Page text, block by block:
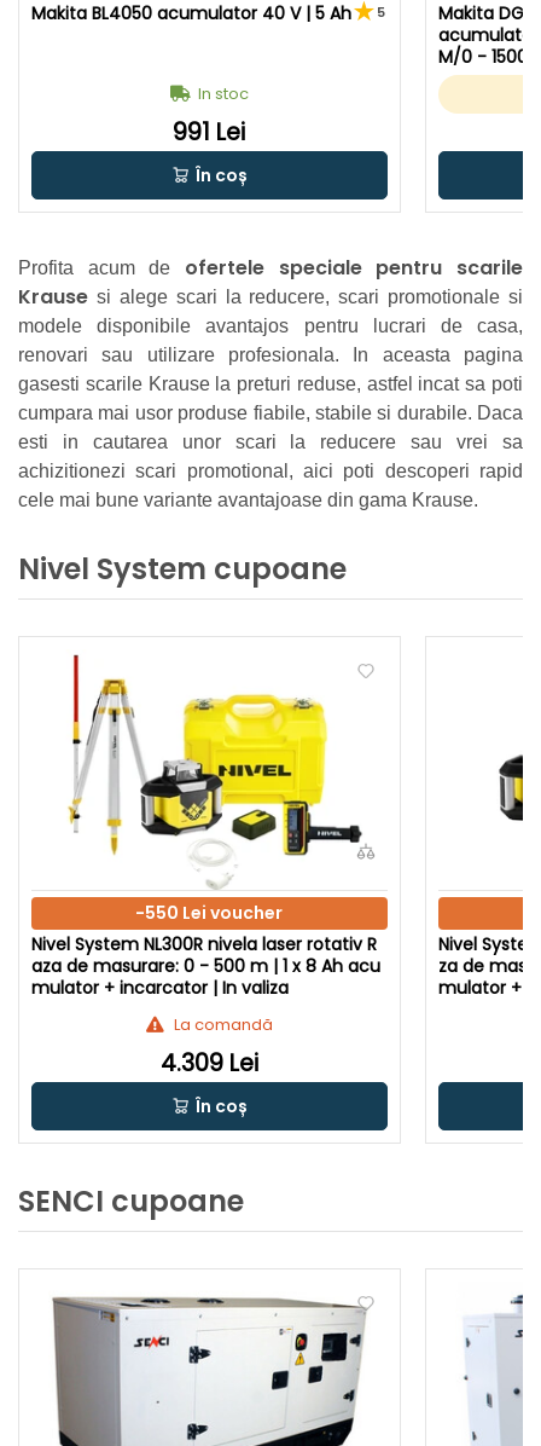
Makita BL4050 acumulator 40 V | 5 Ah
5
In stoc
991 Lei
În coș
Makita
acumulator
M/0 - 1500
ulator +
ginal
Profita acum de ofertele speciale pentru scarile
Krause si alege scari la reducere, scari promotionale si
modele disponibile avantajos pentru lucrari de casa,
renovari sau utilizare profesionala. In aceasta pagina
gasesti scarile Krause la preturi reduse, astfel incat sa poti
cumpara mai usor produse fiabile, stabile si durabile. Daca
esti in cautarea unor scari la reducere sau vrei sa
achizitionezi scari promotional, aici poti descoperi rapid
cele mai bune variante avantajoase din gama Krause.
Nivel System cupoane
-550 Lei voucher
Nivel System NL300R nivela laser rotativ R
aza de masurare: 0 - 500 m | 1 x 8 Ah acu
mulator + incarcator | In valiza
La comandă
4.309 Lei
În coș
Nivel
za de
mulator +
SENCI cupoane